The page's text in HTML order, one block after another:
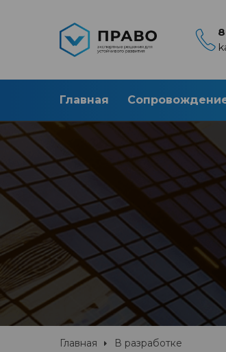
Главная
Главная В разработке